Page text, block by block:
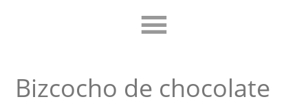
Bizcocho de chocolate